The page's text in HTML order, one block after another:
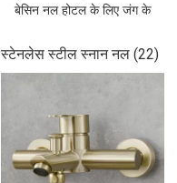
बेसिन नल होटल के लिए जंग के
स्टेनलेस स्टील स्नान नल (22)